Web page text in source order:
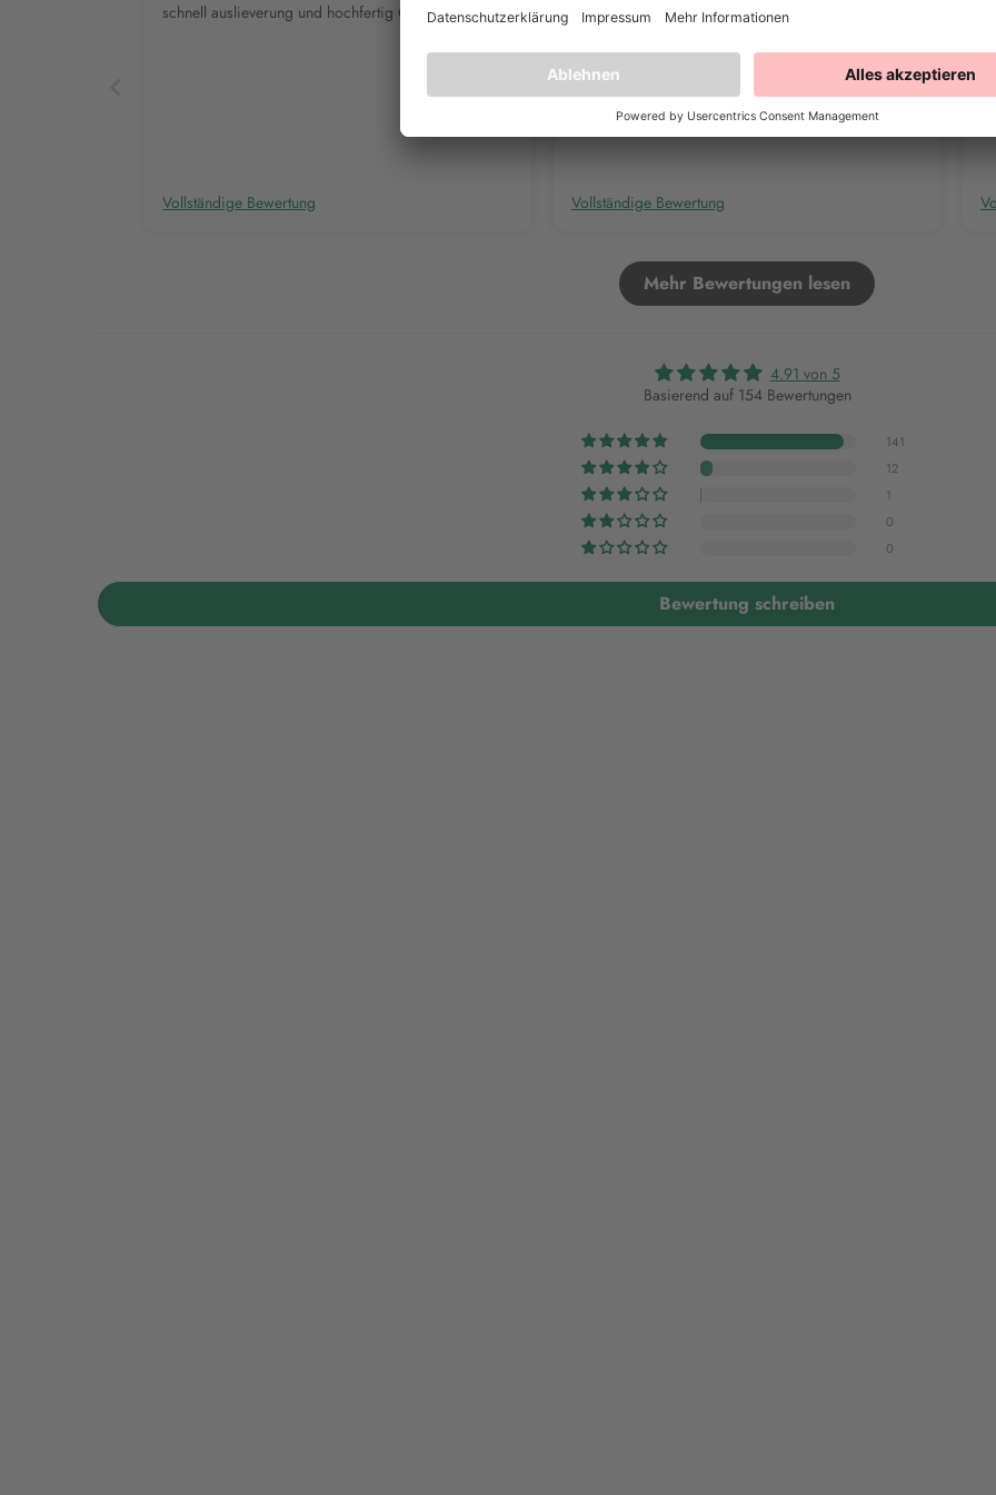
schnell auslieverung und hochfertig Qualität
Vollständige Bewertung
Ich bin begeistert von den Farben, habe mir schon
Vollständige Bewertung
Mehr Bewertungen lesen
4.91 von 5
Basierend auf 154 Bewertungen
141
12
1
0
0
Bewertung schreiben